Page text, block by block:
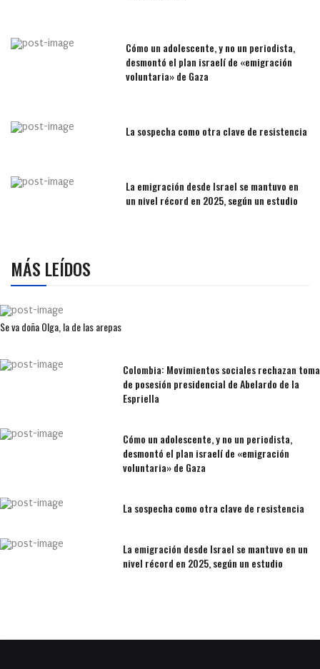
Cómo un adolescente, y no un periodista,
desmontó el plan israelí de «emigración
voluntaria» de Gaza
La sospecha como otra clave de resistencia
La emigración desde Israel se mantuvo en
un nivel récord en 2025, según un estudio
MÁS LEÍDOS
Se va doña Olga, la de las arepas
Colombia: Movimientos sociales rechazan toma
de posesión presidencial de Abelardo de la
Espriella
Cómo un adolescente, y no un periodista,
desmontó el plan israelí de «emigración
voluntaria» de Gaza
La sospecha como otra clave de resistencia
La emigración desde Israel se mantuvo en un
nivel récord en 2025, según un estudio